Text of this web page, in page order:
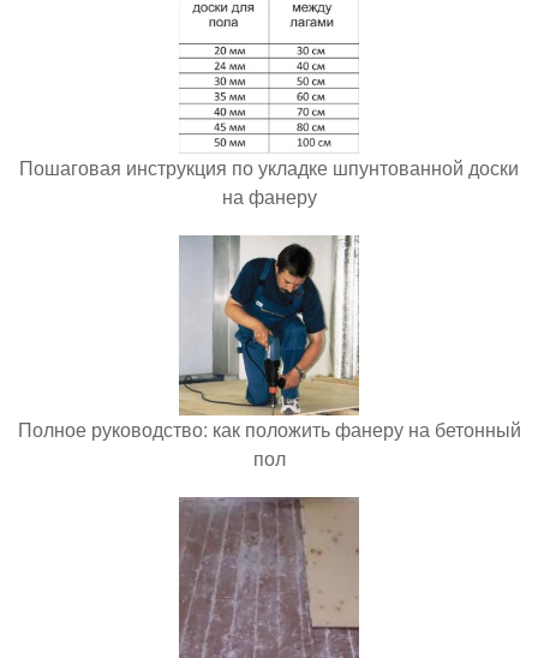
Пошаговая инструкция по укладке шпунтованной доски
на фанеру
Полное руководство: как положить фанеру на бетонный
пол